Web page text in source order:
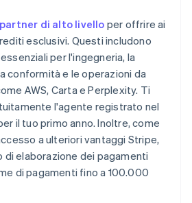
partner di alto livello per offrire ai
esclusivi. Questi includono
per l'ingegneria, la
conformità e le operazioni da
AWS, Carta e Perplexity. Ti
l'agente registrato nel
il tuo primo anno. Inoltre, come
a ulteriori vantaggi Stripe,
di elaborazione dei pagamenti
di pagamenti fino a 100.000